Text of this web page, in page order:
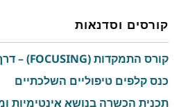
קורסים וסדנאות
קורס התמקדות (FOCUSING) – דרך המלך אל הלא ידוע
כנס קלפים טיפוליים השלכתיים
תכנית הכשרה בנושא אינטימיות